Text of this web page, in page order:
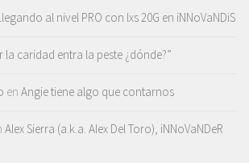
al nivel PRO con lxs 20G en iNNoVaNDiS
la caridad entra la peste ¿dónde?”
en Angie tiene algo que contarnos
Alex Sierra (a.k.a. Alex Del Toro), iNNoVaNDeR